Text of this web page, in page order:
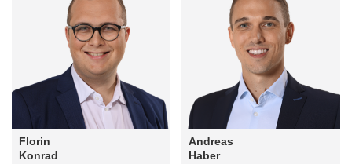
Florin
Konrad
Andreas
Haber